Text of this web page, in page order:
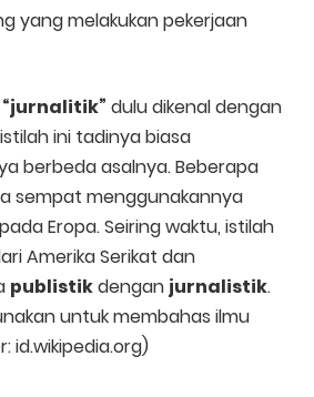
yang melakukan pekerjaan
“jurnalitik” dulu dikenal dengan
ini tadinya biasa
berbeda asalnya. Beberapa
sempat menggunakannya
Eropa. Seiring waktu, istilah
Amerika Serikat dan
publistikdengan jurnalistik.
untuk membahas ilmu
id.wikipedia.org)